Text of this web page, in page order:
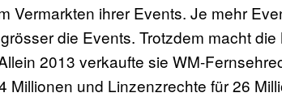
Vermarkten ihrer Events. Je mehr
die Events. Trotzdem macht
2013 verkaufte sie WM-
Millionen und Linzenzrechte für 26